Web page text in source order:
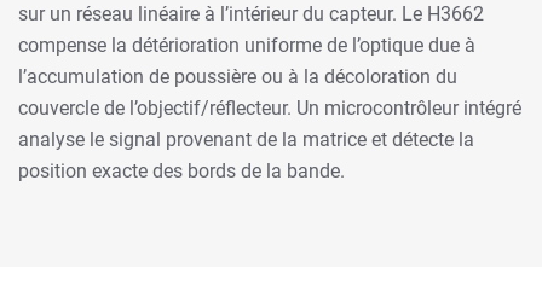
sur un réseau linéaire à l’intérieur du capteur. Le H3662
compense la détérioration uniforme de l’optique due à
l’accumulation de poussière ou à la décoloration du
couvercle de l’objectif/réflecteur. Un microcontrôleur intégré
analyse le signal provenant de la matrice et détecte la
position exacte des bords de la bande.